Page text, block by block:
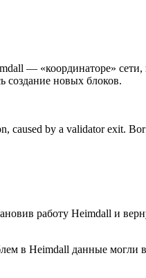
— «координаторе» сети,
создание новых блоков.
caused by a validator exit.
работу Heimdall и
в Heimdall данные могли